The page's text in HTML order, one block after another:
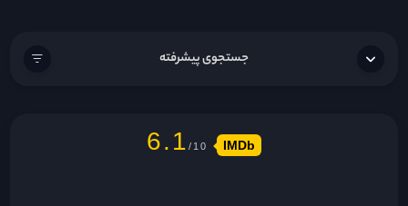
جستجوی پیشرفته
6.1 IMDb